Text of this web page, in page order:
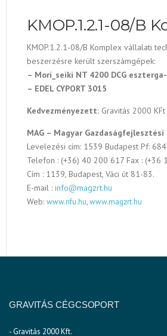
KMOP.1.2.1-08/B
KMOP.1.2.1-08/B Komplex vállalati
beszerzésre került szerszámgépek:
– Mori_seiki NT 4200 DCG
– EDEL CYPORT 3015
Kedvezményezett: Gravitás 2000
MAG – Magyar
Levelezési cím: 1539 Budapest Pf: 684
Telefon : (+36) 40 200 617 Fax : (+36
Cím : 1139, Budapest, Váci út 81-83.
E-mail : info@magzrt.hu
Web: www.nfu.hu,www.magzrt.hu
GRAVITÁS CÉGCSOPORT
- Gravitás 2000 Kft.